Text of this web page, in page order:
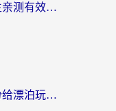
海外怎么看优酷视频？留学生亲测有效的回国加速器选择指南
海外玩失落城堡加速器：一份给漂泊玩家的网络自救指南